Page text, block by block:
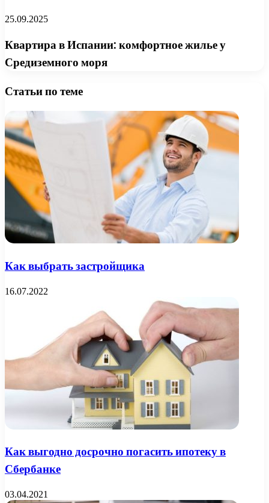
25.09.2025
Квартира в Испании: комфортное жилье у
Средиземного моря
Статьи по теме
Как выбрать застройщика
16.07.2022
Как выгодно досрочно погасить ипотеку в
Сбербанке
03.04.2021